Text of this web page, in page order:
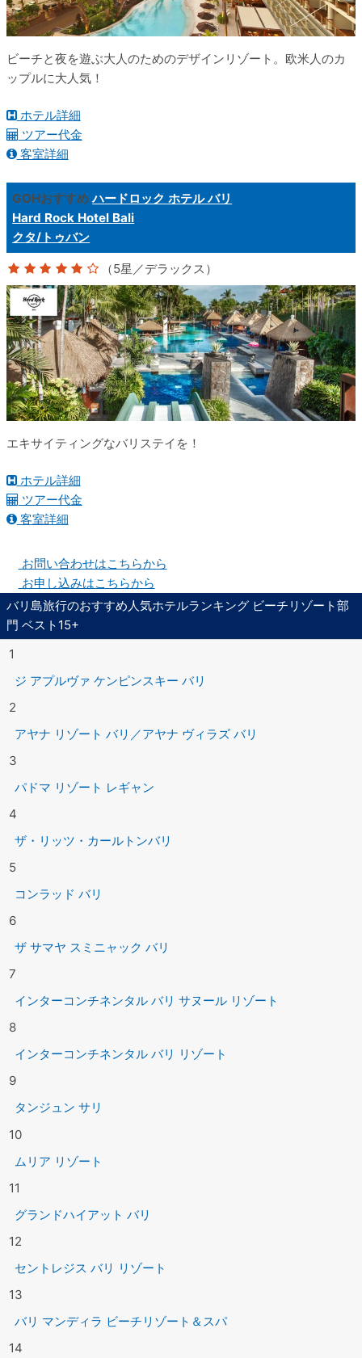
ビーチと夜を遊ぶ大人のためのデザインリゾート。欧米人のカ
ップルに大人気！
ホテル詳細
ツアー代金
客室詳細
GOHおすすめ ハードロック ホテル バリ
Hard Rock Hotel Bali
クタ/トゥバン
（5星／デラックス）
エキサイティングなバリステイを！
ホテル詳細
ツアー代金
客室詳細
お問い合わせはこちらから
お申し込みはこちらから
バリ島旅行のおすすめ人気ホテルランキング ビーチリゾート部
門 ベスト15+
1
ジ アプルヴァ ケンピンスキー バリ
2
アヤナ リゾート バリ／アヤナ ヴィラズ バリ
3
パドマ リゾート レギャン
4
ザ・リッツ・カールトンバリ
5
コンラッド バリ
6
ザ サマヤ スミニャック バリ
7
インターコンチネンタル バリ サヌール リゾート
8
インターコンチネンタル バリ リゾート
9
タンジュン サリ
10
ムリア リゾート
11
グランドハイアット バリ
12
セントレジス バリ リゾート
13
バリ マンディラ ビーチリゾート＆スパ
14